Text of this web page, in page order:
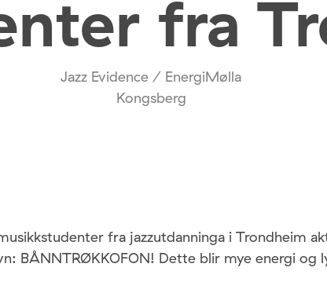
fra
Jazz Evidence / EnergiMølla
Kongsberg
fra jazzutdanninga i Trondheim
BÅNNTRØKKOFON! Dette blir mye energi og